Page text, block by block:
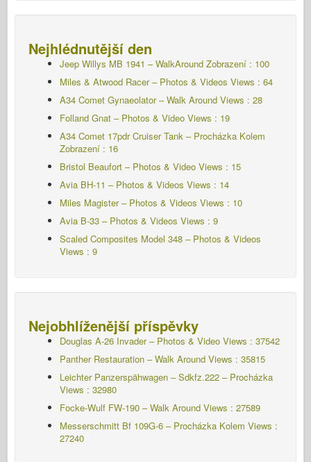
Nejhlédnutější den
Jeep Willys MB 1941 – WalkAround Zobrazení : 100
Miles & Atwood Racer – Photos & Videos Views : 64
A34 Comet Gynaeolator – Walk Around Views : 28
Folland Gnat – Photos & Video Views : 19
A34 Comet 17pdr Cruiser Tank – Procházka Kolem
Zobrazení : 16
Bristol Beaufort – Photos & Video Views : 15
Avia BH-11 – Photos & Videos Views : 14
Miles Magister – Photos & Videos Views : 10
Avia B-33 – Photos & Videos Views : 9
Scaled Composites Model 348 – Photos & Videos
Views : 9
Nejobhlíženější příspěvky
Douglas A-26 Invader – Photos & Video Views : 37542
Panther Restauration – Walk Around Views : 35815
Leichter Panzerspähwagen – Sdkfz.222 – Procházka
Views : 32980
Focke-Wulf FW-190 – Walk Around Views : 27589
Messerschmitt Bf 109G-6 – Procházka Kolem Views :
27240